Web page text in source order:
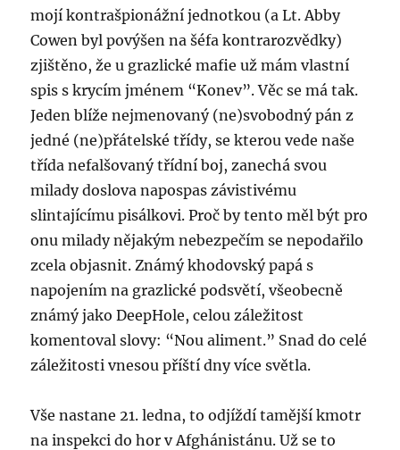
mojí kontrašpionážní jednotkou (a Lt. Abby
Cowen byl povýšen na šéfa kontrarozvědky)
zjištěno, že u grazlické mafie už mám vlastní
spis s krycím jménem “Konev”. Věc se má tak.
Jeden blíže nejmenovaný (ne)svobodný pán z
jedné (ne)přátelské třídy, se kterou vede naše
třída nefalšovaný třídní boj, zanechá svou
milady doslova napospas závistivému
slintajícímu pisálkovi. Proč by tento měl být pro
onu milady nějakým nebezpečím se nepodařilo
zcela objasnit. Známý khodovský papá s
napojením na grazlické podsvětí, všeobecně
známý jako DeepHole, celou záležitost
komentoval slovy: “Nou aliment.” Snad do celé
záležitosti vnesou příští dny více světla.
Vše nastane 21. ledna, to odjíždí tamější kmotr
na inspekci do hor v Afghánistánu. Už se to